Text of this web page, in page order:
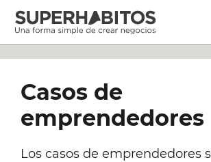
Saltar
contenido
Casos de
emprendedores
Los casos de emprendedores